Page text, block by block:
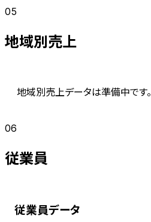
05
地域別売上
地域別売上データは準備中です。
06
従業員
従業員データ